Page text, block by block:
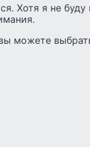
Хотя я не
можете